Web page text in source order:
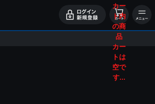
カー
ト内
の商
品
カー
トは
空で
す...